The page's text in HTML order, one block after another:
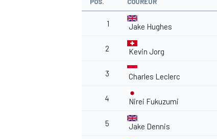
1 Jake Hughes
2 Kevin Jorg
3 Charles Leclerc
4 Nirei Fukuzumi
5 Jake Dennis